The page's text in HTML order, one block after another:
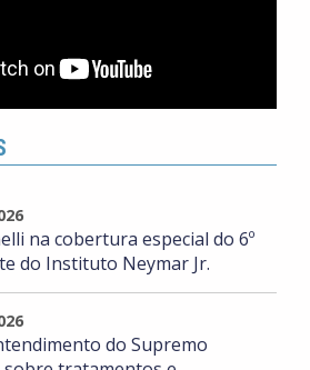
na cobertura especial do 6º
do Instituto Neymar Jr.
do Supremo